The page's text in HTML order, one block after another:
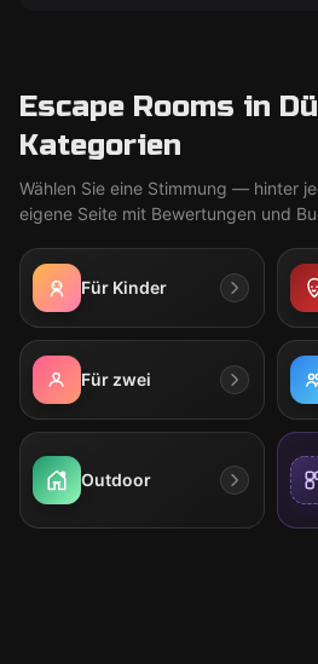
Escape Rooms in
Kategorien
Wählen Sie eine Stimmung — hinter
eigene Seite mit Bewertungen und
Für Kinder
Für zwei
Outdoor